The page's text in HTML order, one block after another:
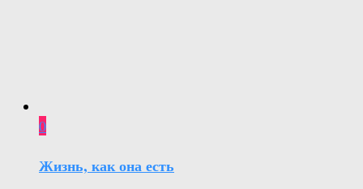
0
Жизнь, как она есть